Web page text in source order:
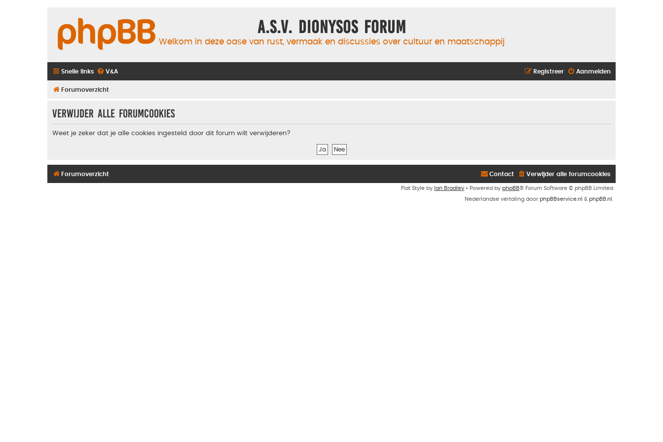
A.S.V. Dionysos Forum
Welkom in deze oase van rust, vermaak en discussies over cultuur en maatschappij
Snelle links V&A Aanmelden
Registreer
Forumoverzicht
Verwijder alle forumcookies
Weet je zeker dat je alle cookies ingesteld door dit forum wilt verwijderen?
Forumoverzicht Verwijder alle forumcookies
Contact
Flat Style by Ian Bradley • Powered by phpBB® Forum Software © phpBB Limited
Nederlandse vertaling door phpBBservice.nl & phpBB.nl .